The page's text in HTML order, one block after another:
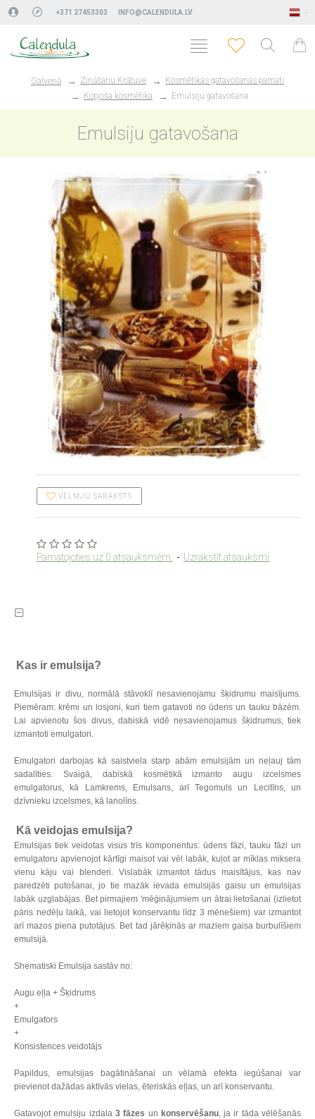
+371 27453303 INFO@CALENDULA.LV
Galvenā Zināšanu Krātuve
Kosmētikas gatavošanas pamati
Kopjoša kosmētika
Emulsiju gatavošana
Emulsiju gatavošana
Pamatojoties uz 0 atsauksmēm. - Uzrakstīt atsauksmi
VĒLMJU SARAKSTS
Kas ir emulsija?
Emulsijas ir divu, normālā stāvoklī nesavienojamu šķidrumu maisījums.
Piemēram: krēmi un losjoni, kuri tiem gatavoti no ūdens un tauku bāzēm.
Lai apvienotu šos divus, dabiskā vidē nesavienojamus šķidrumus, tiek
izmantoti emulgatori.
Emulgatori darbojas kā saistviela starp abām emulsijām un neļauj tām
sadalīties. Svaigā, dabiskā kosmētikā izmanto augu izcelsmes
emulgatorus, kā Lamkrems, Emulsans, arī Tegomuls un Lecitīns, un
dzīvnieku izcelsmes, kā lanolīns.
Kā veidojas emulsija?
Emulsijas tiek veidotas visus trīs komponentus: ūdens fāzi, tauku fāzi un
emulgatoru apvienojot kārtīgi maisot vai vēl labāk, kuļot ar mīklas miksera
vienu kāju vai blenderi. Vislabāk izmantot tādus maisītājus, kas nav
paredzēti putošanai, jo tie mazāk ievada emulsijās gaisu un emulsijas
labāk uzglabājas. Bet pirmajiem 'mēģinājumiem un ātrai lietošanai (izlietot
pāris nedēļu laikā, vai lietojot konservantu līdz 3 mēnešiem) var izmantot
arī mazos piena putotājus. Bet tad jārēķinās ar maziem gaisa burbulīšiem
emulsijā.
Shematiski Emulsija sastāv no:
Augu eļļa + Šķidrums
+
Emulgators
+
Konsistences veidotājs
Papildus, emulsijas bagātināšanai un vēlamā efekta iegūšanai var
pievienot dažādas aktīvās vielas, ēteriskās eļļas, un arī konservantu.
Gatavojot emulsiju izdala 3 fāzes un konservēšanu, ja ir tāda vēlēšanās